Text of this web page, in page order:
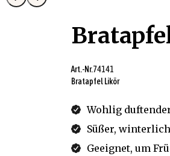
Art.-Nr.74141
Bratapfel Likör
Wohlig
Süßer,
Geeignet, um